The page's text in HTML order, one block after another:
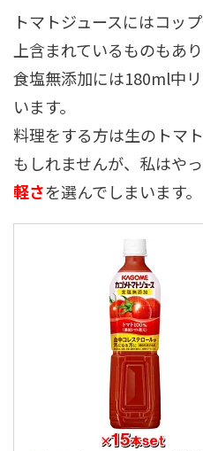
トマトジュースにはコッ
上含まれているものもあ
食塩無添加には180ml中
います。
料理をする方は生のトマ
もしれませんが、私はや
軽さを選んでしまいます。